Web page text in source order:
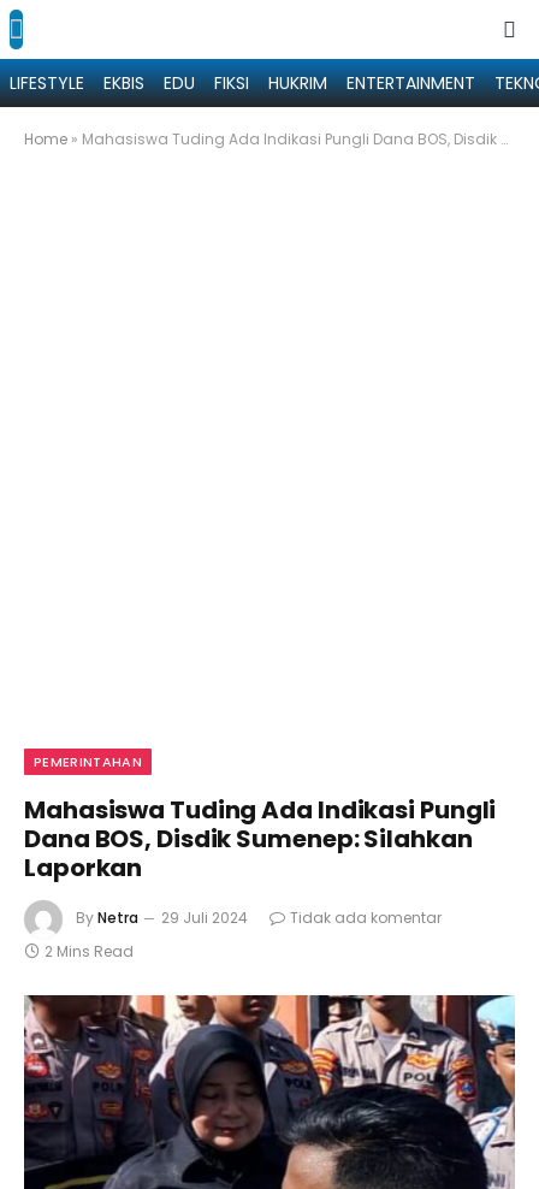
LIFESTYLE EKBIS EDU FIKSI HUKRIM ENTERTAINMENT
Home » Mahasiswa Tuding Ada Indikasi Pungli Dana BOS, Disdik Sumenep: Silahkan Laporkan
PEMERINTAHAN
Mahasiswa Tuding Ada Indikasi Pungli
Dana BOS, Disdik Sumenep: Silahkan
Laporkan
ByNetra 29 Juli 2024
Tidak ada komentar
2 Mins Read